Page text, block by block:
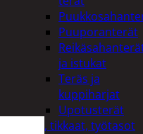
Puuporanterät
ja istukat
Teräs ja
kuppiharjat
Upotusterät
Telineet, tikkaat, työtasot